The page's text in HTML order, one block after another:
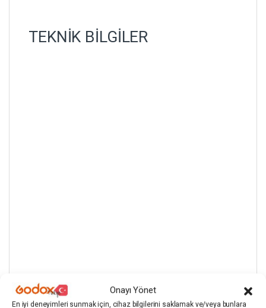
Onayı Yönet
En iyi deneyimleri sunmak için, cihaz bilgilerini saklamak ve/veya bunlara
TEKNİK BİLGİLER
Ölçü 120 × 200 cm